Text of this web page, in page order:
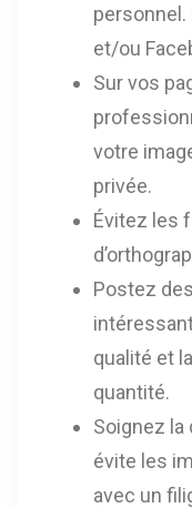
personnel.
et/ou
Sur vos
votre
privée.
Évitez les
Postez
qualité et
quantité.
Soignez la
évite les
avec un